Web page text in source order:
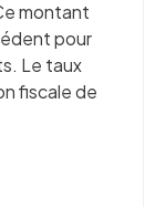
montant
pour
Le taux
fiscale de